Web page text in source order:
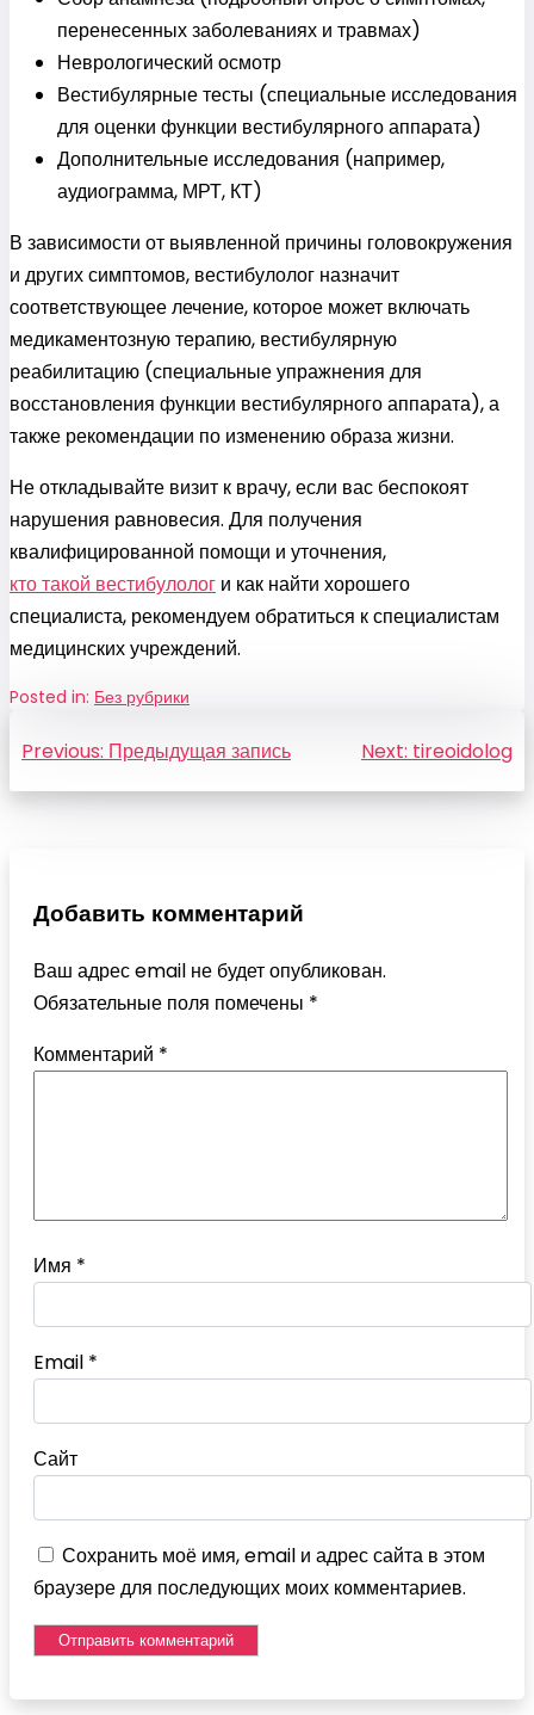
перенесенных заболеваниях и травмах)
Неврологический осмотр
Вестибулярные тесты (специальные исследования
для оценки функции вестибулярного аппарата)
Дополнительные исследования (например,
аудиограмма, МРТ, КТ)
В зависимости от выявленной причины головокружения
и других симптомов, вестибулолог назначит
соответствующее лечение, которое может включать
медикаментозную терапию, вестибулярную
реабилитацию (специальные упражнения для
восстановления функции вестибулярного аппарата), а
также рекомендации по изменению образа жизни.
Не откладывайте визит к врачу, если вас беспокоят
нарушения равновесия. Для получения
квалифицированной помощи и уточнения,
кто такой вестибулолог и как найти хорошего
специалиста, рекомендуем обратиться к специалистам
медицинских учреждений.
Posted in: Без рубрики
Навигация
по
Previous: Предыдущая запись Next: tireoidolog
Добавить комментарий
Ваш адрес email не будет опубликован.
Обязательные поля помечены *
Комментарий *
Имя *
Email *
Сайт
Сохранить моё имя, email и адрес сайта в этом
браузере для последующих моих комментариев.